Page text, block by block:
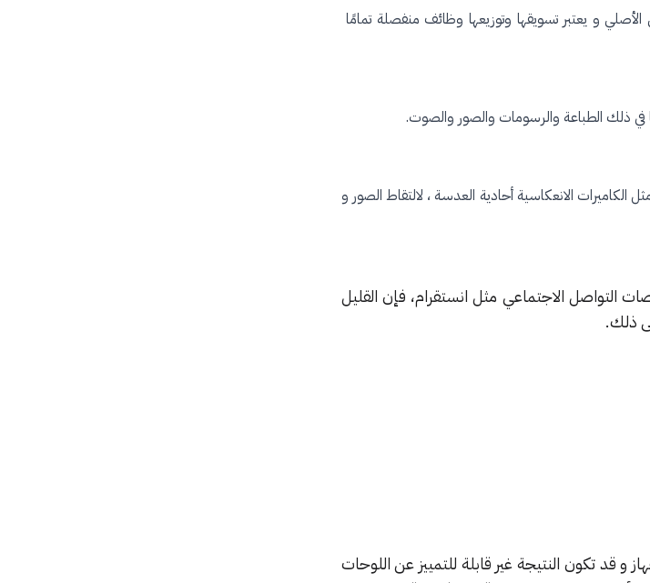
الأصلي و يعتبر تسويقها وتوزيعها وظائف منفصلة تمامًا
في ذلك الطباعة والرسومات والصور والصوت.
الانعكاسية أحادية العدسة ، لالتقاط الصور و
التواصل الاجتماعي مثل انستقرام، فإن القليل
ذلك.
و قد تكون النتيجة غير قابلة للتمييز عن اللوحات